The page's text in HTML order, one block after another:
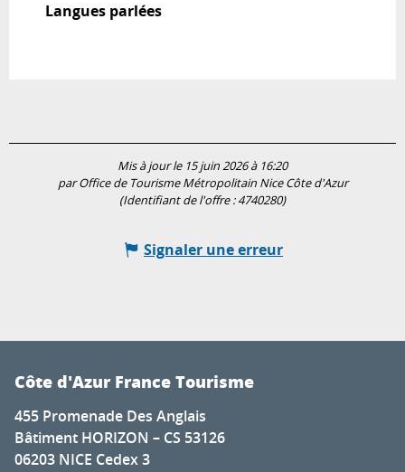
Langues parlées
Langues parlées
Mis à jour le 15 juin 2026 à 16:20
par Office de Tourisme Métropolitain Nice Côte d'Azur
(Identifiant de l'offre :4740280)
Signaler une erreur
Côte d'Azur France Tourisme
455 Promenade Des Anglais
Bâtiment HORIZON – CS 53126
06203 NICE Cedex 3